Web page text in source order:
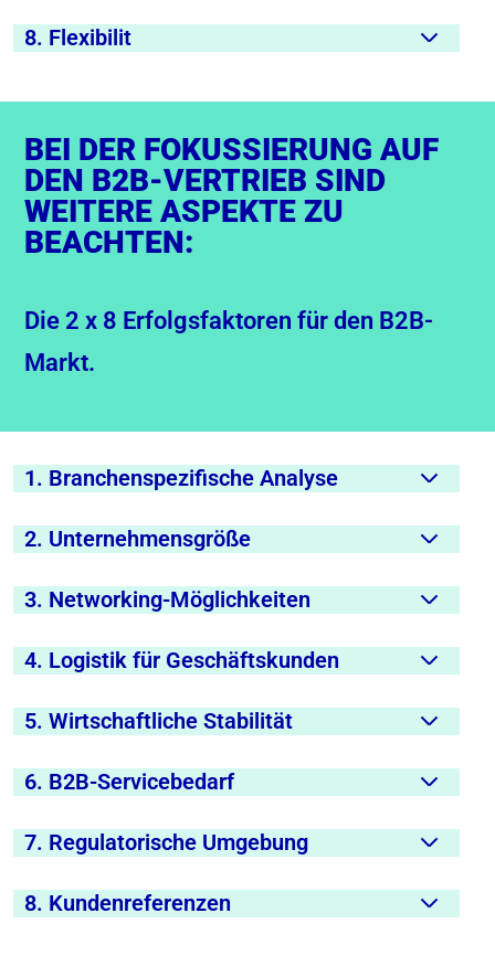
8. Flexibilit
BEI DER FOKUSSIERUNG AUF
DEN B2B-VERTRIEB SIND
WEITERE ASPEKTE ZU
BEACHTEN:
Die 2 x 8 Erfolgsfaktoren für den B2B-
Markt.
1. Branchenspezifische Analyse
2. Unternehmensgröße
3. Networking-Möglichkeiten
4. Logistik für Geschäftskunden
5. Wirtschaftliche Stabilität
6. B2B-Servicebedarf
7. Regulatorische Umgebung
8. Kundenreferenzen